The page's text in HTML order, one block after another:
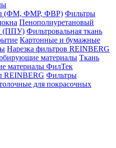
(ФМ, ФМР, ФВР) Фильтры
Пенополиуретановый
(ППУ) Фильтровальная ткань
Картонные и бумажные
Нарезка фильтров REINBERG
материалы Ткань
материалы ФилТек
REINBERG Фильтры
для покрасочных